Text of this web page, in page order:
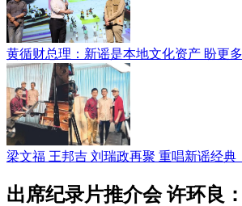
黄循财总理：新谣是本地文化资产 盼更
梁文福 王邦吉 刘瑞政再聚 重唱新谣经典
出席纪录片推介会 许环良